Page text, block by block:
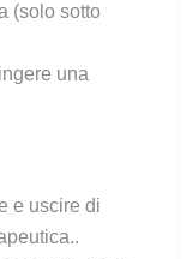
(solo sotto
una
e uscire di